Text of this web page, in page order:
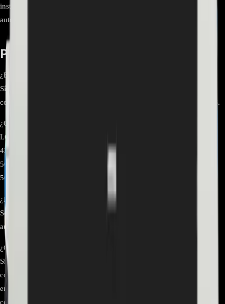
instalación LG recomienda instalación por centro de servicio
autorizado Categoría Cabos (LG)
Preguntas frecuentes
¿Este cable es original y cuál es su clasificación?
Sí, es un repuesto original LG. La ficha oficial lo describe como
conductor plano FFC con clasificación 60V y código M-20PKL-FF23.
¿Con qué modelos es compatible oficialmente?
LG Brasil lista compatibilidad con 43UM7500PSB.BWZ,
43UM7510PSB.BWZ, 43UM751C0SB.BWZ, 49UU770H.AUS,
50UM7500PSB.AWZ, 50UM7500PSB.BWZ, 50UM7510PSB.BWZ y
50UM751C0SB.BWZ.
¿Puedo instalarlo por mi cuenta?
Se recomienda que la instalación la realice un servicio técnico
autorizado LG para evitar daños.
¿Cómo sé si necesito cambiar este cable?
Síntomas comunes de cable FFC dañado incluyen líneas en pantalla,
colores distorsionados, parpadeos o ausencia de imagen pese a
encender. Antes de reemplazar, verifica conexión y orientación del
conector.